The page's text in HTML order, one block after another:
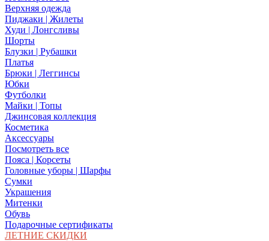
Верхняя одежда
Пиджаки | Жилеты
Худи | Лонгсливы
Шорты
Блузки | Рубашки
Платья
Брюки | Леггинсы
Юбки
Футболки
Майки | Топы
Джинсовая коллекция
Косметика
Аксессуары
Посмотреть все
Пояса | Корсеты
Головные уборы | Шарфы
Сумки
Украшения
Митенки
Обувь
Подарочные сертификаты
ЛЕТНИЕ СКИДКИ